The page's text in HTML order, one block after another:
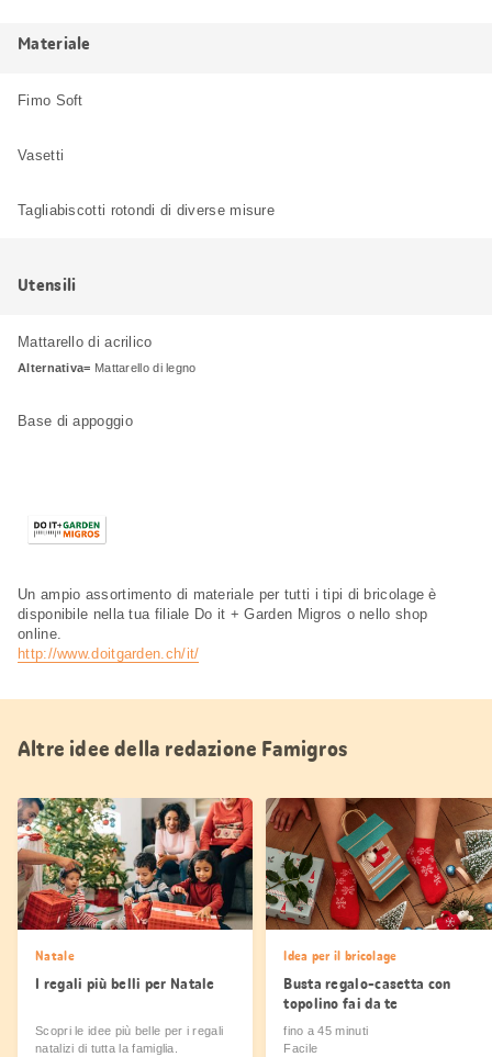
Materiale
Fimo Soft
Vasetti
Tagliabiscotti rotondi di diverse misure
Utensili
Mattarello di acrilico
Alternativa= Mattarello di legno
Base di appoggio
Un ampio assortimento di materiale per tutti i tipi di bricolage è
disponibile nella tua filiale Do it + Garden Migros o nello shop
online.
http://www.doitgarden.ch/it/
Altre idee della redazione Famigros
Natale
I regali più belli per Natale
Scopri le idee più belle per i regali
natalizi di tutta la famiglia.
Idea per il bricolage
Busta regalo-casetta con
topolino fai da te
fino a 45 minuti
Facile